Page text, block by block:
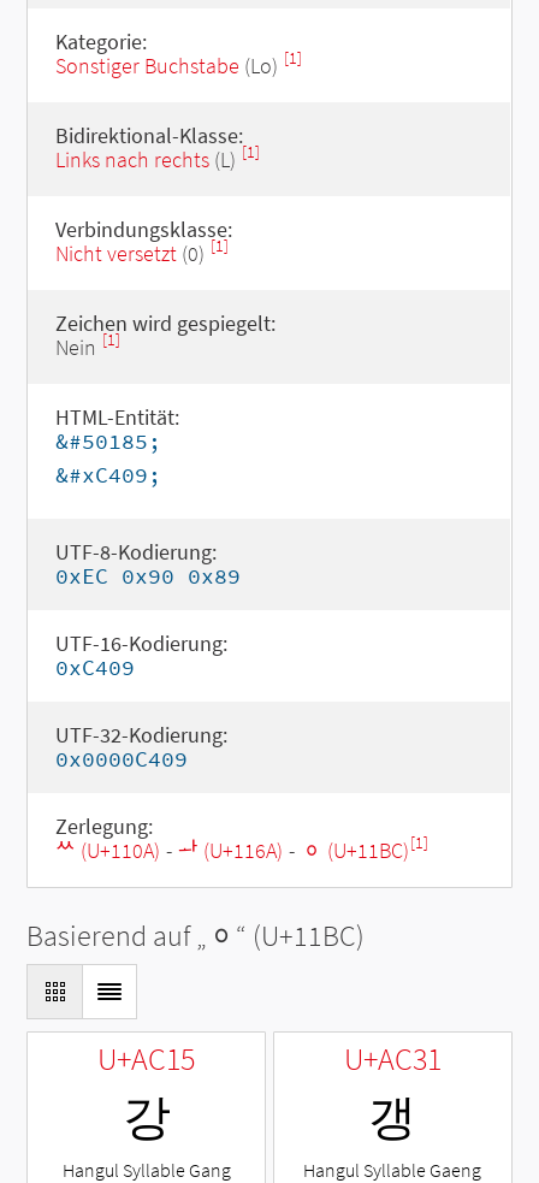
Kategorie:
Sonstiger Buchstabe (Lo) [1]
Bidirektional-Klasse:
Links nach rechts(L) [1]
Verbindungsklasse:
Nicht versetzt(0) [1]
Zeichen wird gespiegelt:
Nein [1]
HTML-Entität:
&#50185;
&#xC409;
UTF-8-Kodierung:
0xEC 0x90 0x89
UTF-16-Kodierung:
0xC409
UTF-32-Kodierung:
0x0000C409
Zerlegung:
ᄊ (U+110A) - ᅪ (U+116A) - ᆼ (U+11BC)[1]
Basierend auf „ ᆼ “ (U+11BC)
U+AC15
강
Hangul Syllable Gang
U+AC31
갱
Hangul Syllable Gaeng